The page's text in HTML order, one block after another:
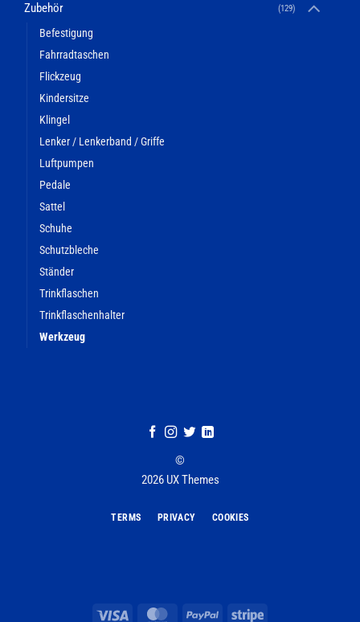
Zubehör (129)
Befestigung
Fahrradtaschen
Flickzeug
Kindersitze
Klingel
Lenker / Lenkerband / Griffe
Luftpumpen
Pedale
Sattel
Schuhe
Schutzbleche
Ständer
Trinkflaschen
Trinkflaschenhalter
Werkzeug
©
2026 UX Themes
TERMS PRIVACY COOKIES
MasterCardPayPal Stripe